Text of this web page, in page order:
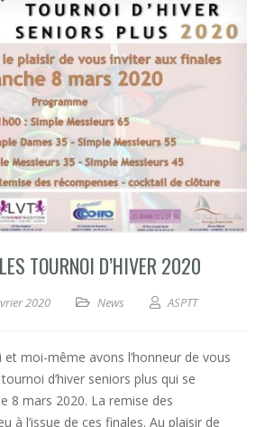
TOURNOI D’HIVER 2020
2020 News ASPTT
moi-même avons l’honneur de vous
d’hiver seniors plus qui se
8 mars 2020. La remise des
à l’issue de ces finales. Au plaisir de